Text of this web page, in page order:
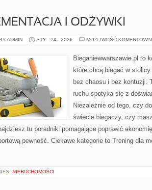
I ODŻYWKI
ADMIN STY - 24 - 2026 MOŻLIWOŚĆ
Bieganiewwarszawie.pl to
które chcą biegać w
bez chaosu i bez kontuzji.
ruchu spotyka się z
Niezależnie od tego, czy
świecie biegaczy, czy
tu poradniki pomagające poprawić
pewność. Ciekawe kategorie to Trening dla
NIERUCHOMOŚCI